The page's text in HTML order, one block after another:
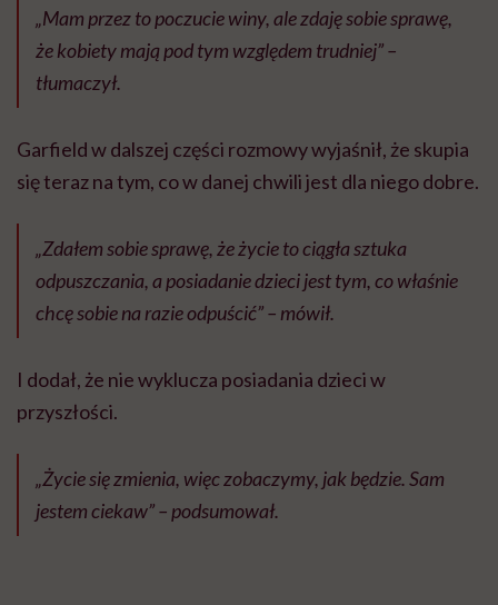
„Mam przez to poczucie winy, ale zdaję sobie sprawę,
że kobiety mają pod tym względem trudniej” –
tłumaczył.
Garfield w dalszej części rozmowy wyjaśnił, że skupia
się teraz na tym, co w danej chwili jest dla niego dobre.
„Zdałem sobie sprawę, że życie to ciągła sztuka
odpuszczania, a posiadanie dzieci jest tym, co właśnie
chcę sobie na razie odpuścić” – mówił.
I dodał, że nie wyklucza posiadania dzieci w
przyszłości.
„Życie się zmienia, więc zobaczymy, jak będzie. Sam
jestem ciekaw” – podsumował.